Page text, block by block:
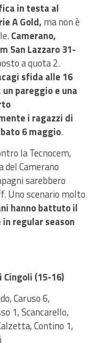
in testa al
A Gold, ma non è
Camerano,
San Lazzaro 31-
a quota 2.
sfida alle 16
pareggio e una
i ragazzi di
6 maggio.
la Tecnocem,
Camerano
sarebbero
Uno scenario molto
hanno battuto il
regular season
Cingoli (15-16)
Caruso 6,
1, Scancarello,
Contino 1,